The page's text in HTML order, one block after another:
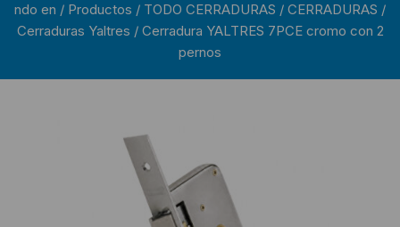
ndo en / Productos / TODO CERRADURAS / CERRADURAS /
Cerraduras Yaltres / Cerradura YALTRES 7PCE cromo con 2
pernos